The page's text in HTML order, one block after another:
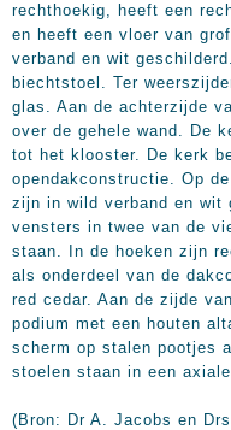
rechthoekig, heeft een
en heeft een vloer van
verband en wit
biechtstoel. Ter
glas. Aan de achterzijde
over de gehele wand. De
tot het klooster. De kerk
opendakconstructie. Op
zijn in wild verband en wit
vensters in twee van de
staan. In de hoeken zijn
als onderdeel van de
red cedar. Aan de zijde
podium met een houten
scherm op stalen pootjes
stoelen staan in een
(Bron: Dr A. Jacobs en